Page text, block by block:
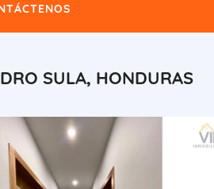
SULA, HONDURAS